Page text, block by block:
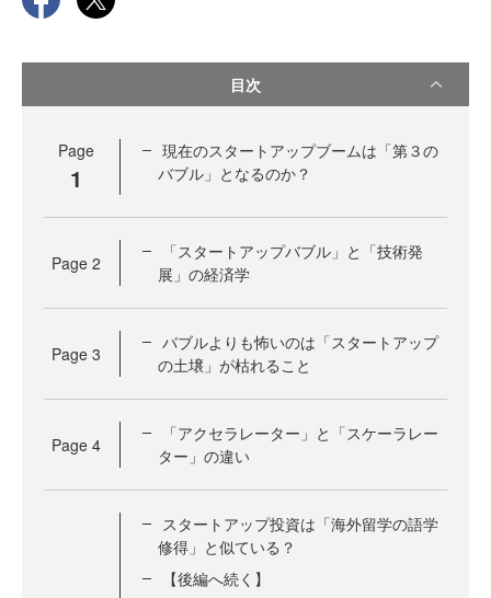
目次
Page
1
現在のスタートアップブームは「第３の
バブル」となるのか？
Page 2
「スタートアップバブル」と「技術発
展」の経済学
Page 3
バブルよりも怖いのは「スタートアップ
の土壌」が枯れること
Page 4
「アクセラレーター」と「スケーラレー
ター」の違い
スタートアップ投資は「海外留学の語学
修得」と似ている？
【後編へ続く】